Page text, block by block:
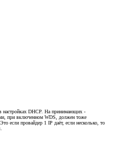
DHCP. На принимающих -
при включенном WDS, должен тоже
если провайдер 1 IP даёт, если несколько, то